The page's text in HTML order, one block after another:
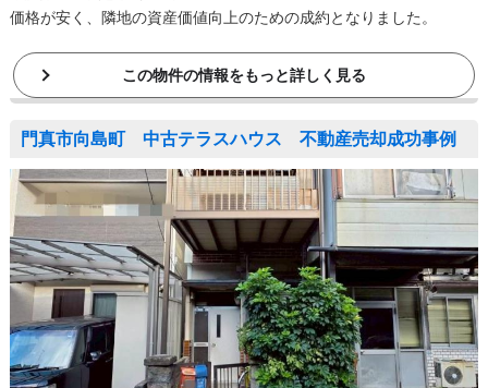
価格が安く、隣地の資産価値向上のための成約となりました。
この物件の情報をもっと詳しく見る
門真市向島町 中古テラスハウス 不動産売却成功事例